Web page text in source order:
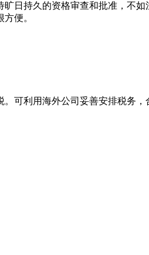
持久的资格审查和批准，不如
便。
利用海外公司妥善安排税务，